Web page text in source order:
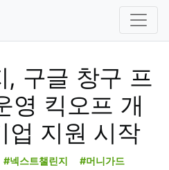
, 구글 창구 프
영 킥오프 개
업 지원 시작
#넥스트챌린지
#머니가드